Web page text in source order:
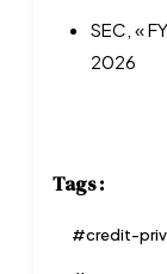
SEC, «
2026
Tags :
#credit-